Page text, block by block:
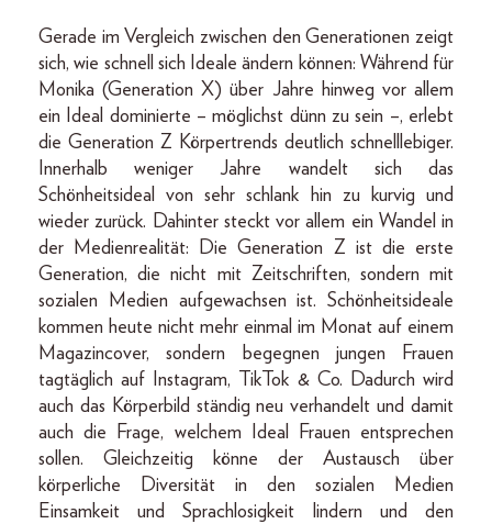
Gerade im Vergleich zwischen den Generationen zeigt
sich, wie schnell sich Ideale ändern können: Während für
Monika (Generation X) über Jahre hinweg vor allem
ein Ideal dominierte – möglichst dünn zu sein –, erlebt
die Generation Z Körpertrends deutlich schnelllebiger.
Innerhalb weniger Jahre wandelt sich das
Schönheitsideal von sehr schlank hin zu kurvig und
wieder zurück. Dahinter steckt vor allem ein Wandel in
der Medienrealität: Die Generation Z ist die erste
Generation, die nicht mit Zeitschriften, sondern mit
sozialen Medien aufgewachsen ist. Schönheitsideale
kommen heute nicht mehr einmal im Monat auf einem
Magazincover, sondern begegnen jungen Frauen
tagtäglich auf Instagram, TikTok & Co. Dadurch wird
auch das Körperbild ständig neu verhandelt und damit
auch die Frage, welchem Ideal Frauen entsprechen
sollen. Gleichzeitig könne der Austausch über
körperliche Diversität in den sozialen Medien
Einsamkeit und Sprachlosigkeit lindern und den